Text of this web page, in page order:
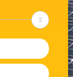
2